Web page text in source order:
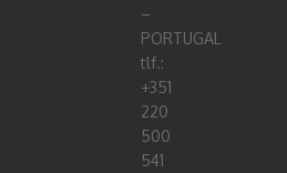
–
PORTUGAL
tlf.:
+351
220
500
541